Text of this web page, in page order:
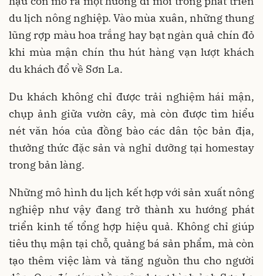
du lịch nông nghiệp. Vào mùa xuân, những thung
lũng rợp màu hoa trắng hay bạt ngàn quả chín đỏ
khi mùa mận chín thu hút hàng vạn lượt khách
du khách đổ về Sơn La.
Du khách không chỉ được trải nghiệm hái mận,
chụp ảnh giữa vườn cây, mà còn được tìm hiểu
nét văn hóa của đồng bào các dân tộc bản địa,
thưởng thức đặc sản và nghỉ dưỡng tại homestay
trong bản làng.
Những mô hình du lịch kết hợp với sản xuất nông
nghiệp như vậy đang trở thành xu hướng phát
triển kinh tế tổng hợp hiệu quả. Không chỉ giúp
tiêu thụ mận tại chỗ, quảng bá sản phẩm, mà còn
tạo thêm việc làm và tăng nguồn thu cho người